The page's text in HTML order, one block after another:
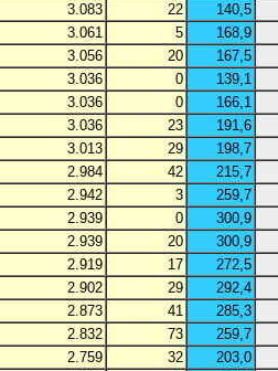
3.083 22
140,5
3.061 5
168,9
3.056 20
167,5
3.036 0
139,1
3.036 0
166,1
3.036 23
191,6
3.013 29
198,7
2.984 42
215,7
2.942 3
259,7
2.939 0
300,9
2.939 20
300,9
2.919 17
272,5
2.902 29
292,4
2.873 41
285,3
2.832 73
259,7
2.759 32
203,0